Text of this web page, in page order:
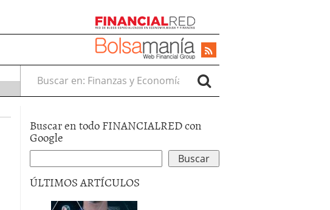
Buscar en:
Buscar en todo FINANCIALRED con
Google
ÚLTIMOS ARTÍCULOS